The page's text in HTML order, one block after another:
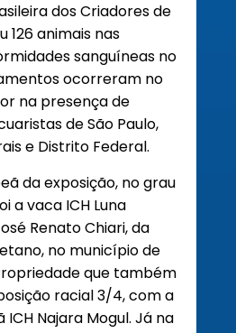
dos Criadores de
126 animais nas
sanguíneas no
ocorreram no
na presença de
de São Paulo,
e Distrito Federal.
da exposição, no grau
a vaca ICH Luna
Renato Chiari, da
no município de
que também
racial 3/4, com a
Najara Mogul. Já na